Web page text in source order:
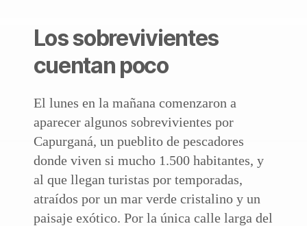
Los sobrevivientes
cuentan poco
El lunes en la mañana comenzaron a
aparecer algunos sobrevivientes por
Capurganá, un pueblito de pescadores
donde viven si mucho 1.500 habitantes, y
al que llegan turistas por temporadas,
atraídos por un mar verde cristalino y un
paisaje exótico. Por la única calle larga del